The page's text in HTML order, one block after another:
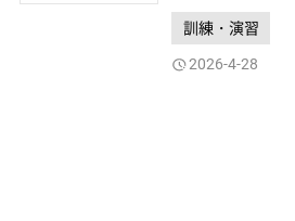
訓練・演習
2026-4-28